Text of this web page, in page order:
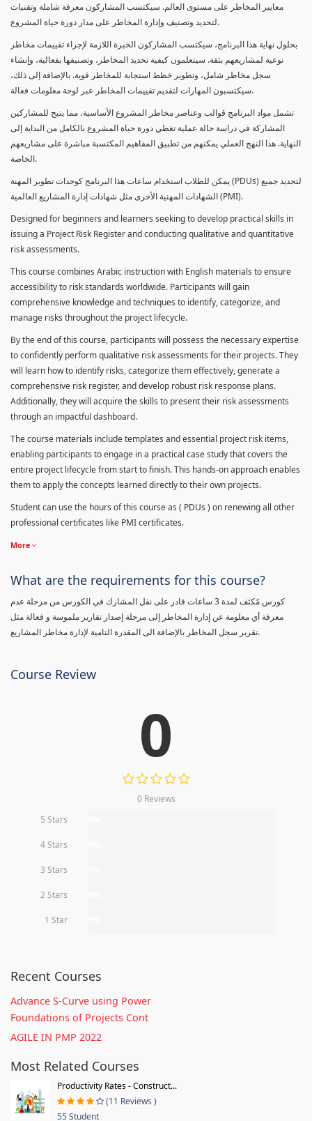
معايير المخاطر على مستوى العالم. سيكتسب المشاركون معرفة شاملة وتقنيات
لتحديد وتصنيف وإدارة المخاطر على مدار دورة حياة المشروع.
بحلول نهاية هذا البرنامج، سيكتسب المشاركون الخبرة اللازمة لإجراء تقييمات مخاطر
نوعية لمشاريعهم بثقة. سيتعلمون كيفية تحديد المخاطر، وتصنيفها بفعالية، وإنشاء
سجل مخاطر شامل، وتطوير خطط استجابة للمخاطر قوية. بالإضافة إلى ذلك،
سيكتسبون المهارات لتقديم تقييمات المخاطر عبر لوحة معلومات فعالة.
تشمل مواد البرنامج قوالب وعناصر مخاطر المشروع الأساسية، مما يتيح للمشاركين
المشاركة في دراسة حالة عملية تغطي دورة حياة المشروع بالكامل من البداية إلى
النهاية. هذا النهج العملي يمكنهم من تطبيق المفاهيم المكتسبة مباشرة على مشاريعهم
الخاصة.
يمكن للطلاب استخدام ساعات هذا البرنامج كوحدات تطوير المهنة (PDUs) لتجديد جميع
الشهادات المهنية الأخرى مثل شهادات إدارة المشاريع العالمية (PMI).
Designed for beginners and learners seeking to develop practical skills in
issuing a Project Risk Register and conducting qualitative and quantitative
risk assessments.
This course combines Arabic instruction with English materials to ensure
accessibility to risk standards worldwide. Participants will gain
comprehensive knowledge and techniques to identify, categorize, and
manage risks throughout the project lifecycle.
By the end of this course, participants will possess the necessary expertise
to confidently perform qualitative risk assessments for their projects. They
will learn how to identify risks, categorize them effectively, generate a
comprehensive risk register, and develop robust risk response plans.
Additionally, they will acquire the skills to present their risk assessments
through an impactful dashboard.
The course materials include templates and essential project risk items,
enabling participants to engage in a practical case study that covers the
entire project lifecycle from start to finish. This hands-on approach enables
them to apply the concepts learned directly to their own projects.
Student can use the hours of this course as ( PDUs ) on renewing all other
professional certificates like PMI certificates.
More
What are the requirements for this course?
كورس مٌكثف لمدة 3 ساعات قادر على نقل المشارك في الكورس من مرحلة عدم
معرفة أي معلومة عن إدارة المخاطر إلى مرحلة إصدار تقارير ملموسة و فعالة مثل
تقرير سجل المخاطر بالإضافة الى المقدرة التامية لإدارة مخاطر المشاريع.
Course Review
0
0 Reviews
5 Stars
4 Stars
3 Stars
2 Stars
1 Star
Recent Courses
Advance S-Curve using Power
Foundations of Projects Cont
AGILE IN PMP 2022
Most Related Courses
Productivity Rates - Construct...
(11 Reviews )
55 Student